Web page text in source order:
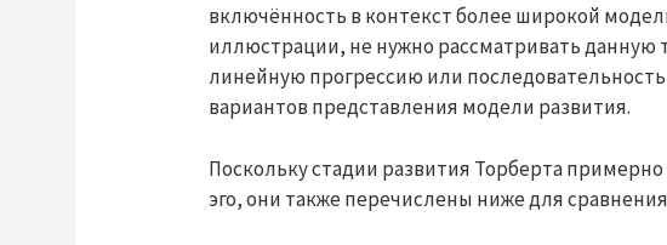
включённость в контекст более широкой
иллюстрации, не нужно рассматривать
линейную прогрессию или
вариантов представления модели развития.
Поскольку стадии развития Торберта
эго, они также перечислены ниже для